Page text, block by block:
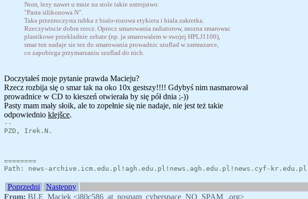
Nom, lezy nawet u mnie na stole takie ustrojstwo:
"Pasta silikonowa N".
Taka przezroczysta tubka z bialo-rozowa etykieta i biala zakretka.
Rzeczywiscie dobra rzecz. Oprocz smarowania radiatorow, mozna smarowac
plastikowe przekladnie zebate (np. ja smarowalem w swojej HPLJ1100),
smar ten nadaje sie tez do smarowania prowadnic szuflad w zamrazarce,
co zapobiega przymarzaniu szuflad do nich.
Doczytałeś moje pytanie prawda Macieju?
Rzecz rozbija się o smar tak na oko 10x gestszy!!!! Gdybyś nim nasmarował
prowadnice w CD to kieszeń otwierała by się pół dnia ;-))
Pasty mam mały słoik, ale to zopełnie się nie nadaje, nie jest też takie
odpowiednio klejšce.
--
PZD, Irek.N.
========
Path: news-archive.icm.edu.pl!agh.edu.pl!news.agh.edu.pl!news.cyf-
Poprzedni Następny
From: BLE_Maciek <i80c586_at_nospam_cyberspace_NO_SPAM_.org>